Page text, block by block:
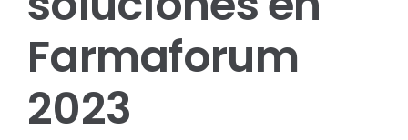
Farmaforum
2023